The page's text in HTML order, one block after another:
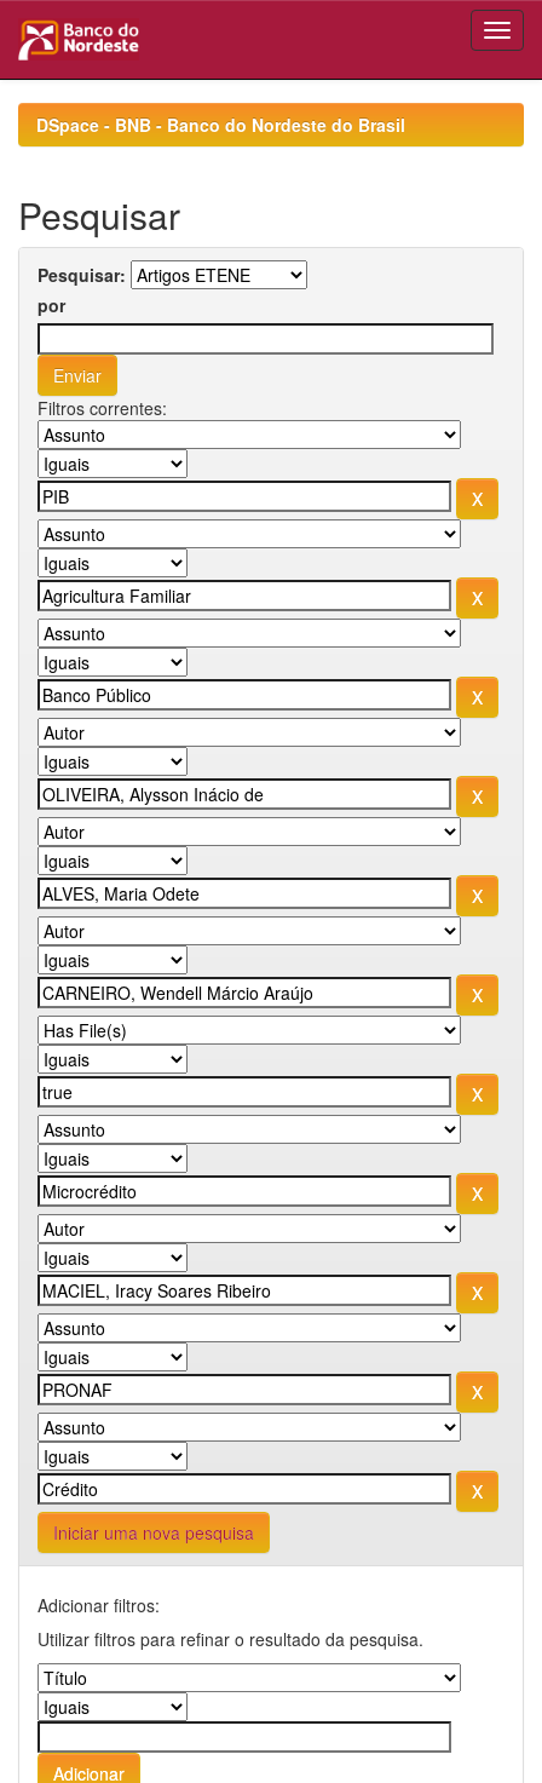
navigationDSpace - BNB - Banco do Nordeste do Brasil
Pesquisar
Pesquisar:
por
Filtros correntes:
Iniciar uma nova pesquisa
Adicionar filtros:
Utilizar filtros para refinar o resultado da pesquisa.